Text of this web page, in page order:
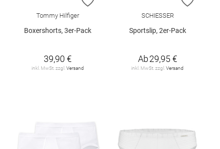
Tommy Hilfiger
Boxershorts, 3er-Pack
39,90 €
inkl. MwSt. zzgl. Versand
SCHIESSER
Sportslip, 2er-Pack
Ab29,95 €
inkl. MwSt. zzgl. Versand